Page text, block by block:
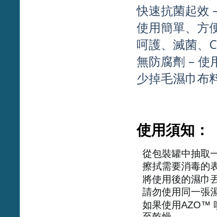
快速抗菌起效
使用簡單、方
呵護、滅菌、
無防腐劑 – 使
少掉毛濕巾布
使用須知：
從包裝罐中抽取
擦拭需要消毒的
將使用後的濕巾
請勿使用同一張
如果使用AZO™